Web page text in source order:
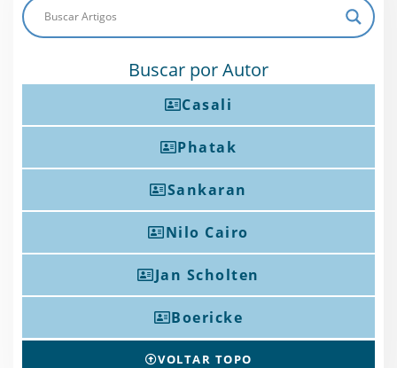
Buscar por Autor
Casali
Phatak
Sankaran
Nilo Cairo
Jan Scholten
Boericke
VOLTAR TOPO